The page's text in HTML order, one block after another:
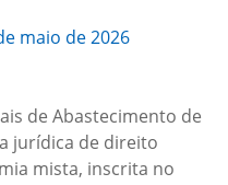
maio de 2026
de Abastecimento de
jurídica de direito
mista, inscrita no